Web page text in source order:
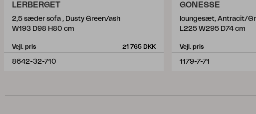
LERBERGET
2,5 sæder sofa , Dusty Green/ash
W193 D98 H80 cm
Vejl. pris 21 765 DKK
8642-32-710
GONESSE
loungesæt, Antracit/
L225 W295 D74 cm
Vejl. pris
1179-7-71